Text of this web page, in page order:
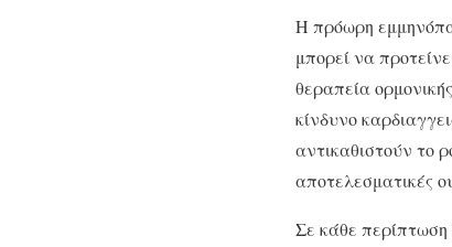
Η πρόωρη
μπορεί να
θεραπεία
κίνδυνο
αντικαθιστούν το
αποτελεσματικές
Σε κάθε περίπτωση